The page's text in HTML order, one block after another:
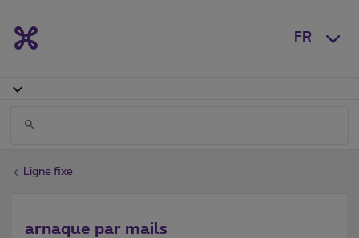
FR
Ligne fixe
arnaque par mails